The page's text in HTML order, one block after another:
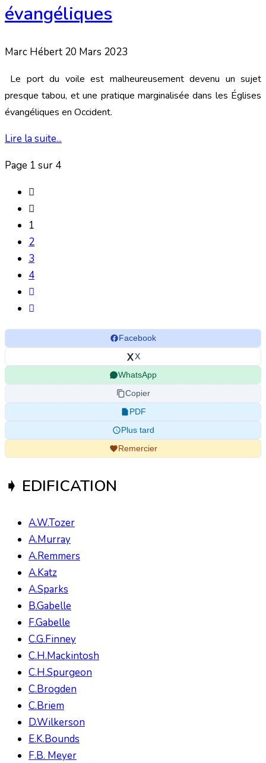
évangéliques
Marc Hébert 20 Mars 2023
Le port du voile est malheureusement devenu un sujet
presque tabou, et une pratique marginalisée dans les Églises
évangéliques en Occident.
Lire la suite...
Page 1 sur 4
1
2
3
4
Facebook
X
WhatsApp
Copier
PDF
Plus tard
Remercier
➧ EDIFICATION
A.W.Tozer
A.Murray
A.Remmers
A.Katz
A.Sparks
B.Gabelle
F.Gabelle
C.G.Finney
C.H.Mackintosh
C.H.Spurgeon
C.Brogden
C.Briem
D.Wilkerson
E.K.Bounds
F.B. Meyer